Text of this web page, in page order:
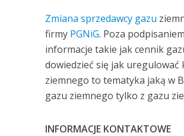
Zmiana sprzedawcy gazu
firmy PGNiG. Poza
informacje takie jak cennik
dowiedzieć się jak uregulować
ziemnego to tematyka jaką w
gazu ziemnego tylko z gazu
INFORMACJE KONTAKTOWE